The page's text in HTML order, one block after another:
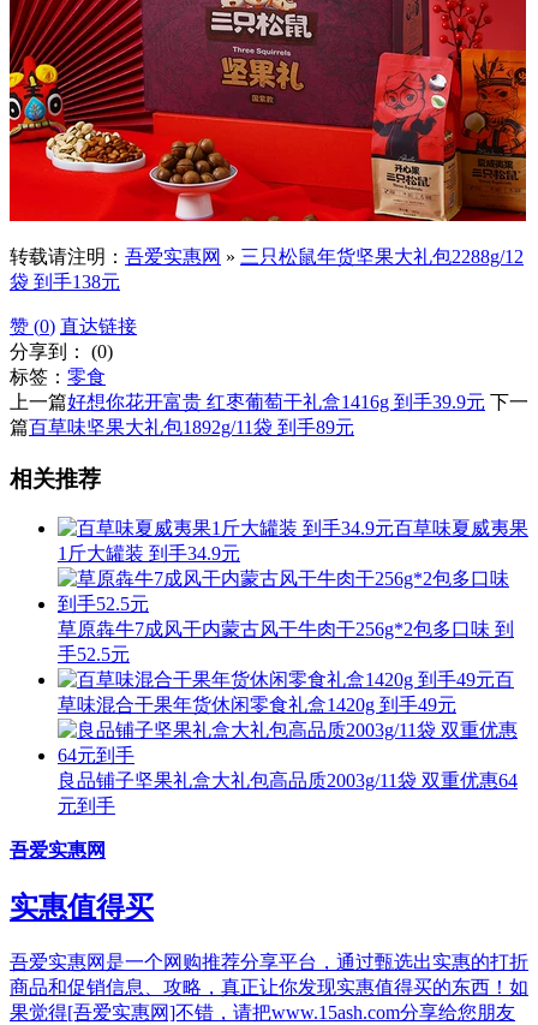
转载请注明： 吾爱实惠网 » 三只松鼠年货坚果大礼包2288g/12
袋 到手138元
赞 (0) 直达链接
分享到： (0)
标签： 零食
上一篇好想你花开富贵 红枣葡萄干礼盒1416g 到手39.9元 下一
篇百草味坚果大礼包1892g/11袋 到手89元
相关推荐
百草味夏威夷果
1斤大罐装 到手34.9元
草原犇牛7成风干内蒙古风干牛肉干256g*2包多口味 到
手52.5元
百
草味混合干果年货休闲零食礼盒1420g 到手49元
良品铺子坚果礼盒大礼包高品质2003g/11袋 双重优惠64
元到手
吾爱实惠网
实惠值得买
吾爱实惠网是一个网购推荐分享平台，通过甄选出实惠的打折
商品和促销信息、攻略，真正让你发现实惠值得买的东西！如
果觉得[吾爱实惠网]不错，请把www.15ash.com分享给您朋友